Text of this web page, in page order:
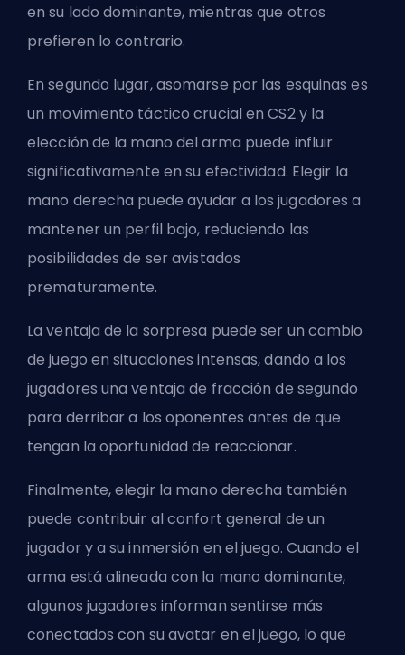
en su lado dominante, mientras que otros
prefieren lo contrario.
En segundo lugar, asomarse por las esquinas es
un movimiento táctico crucial en CS2 y la
elección de la mano del arma puede influir
significativamente en su efectividad. Elegir la
mano derecha puede ayudar a los jugadores a
mantener un perfil bajo, reduciendo las
posibilidades de ser avistados
prematuramente.
La ventaja de la sorpresa puede ser un cambio
de juego en situaciones intensas, dando a los
jugadores una ventaja de fracción de segundo
para derribar a los oponentes antes de que
tengan la oportunidad de reaccionar.
Finalmente, elegir la mano derecha también
puede contribuir al confort general de un
jugador y a su inmersión en el juego. Cuando el
arma está alineada con la mano dominante,
algunos jugadores informan sentirse más
conectados con su avatar en el juego, lo que